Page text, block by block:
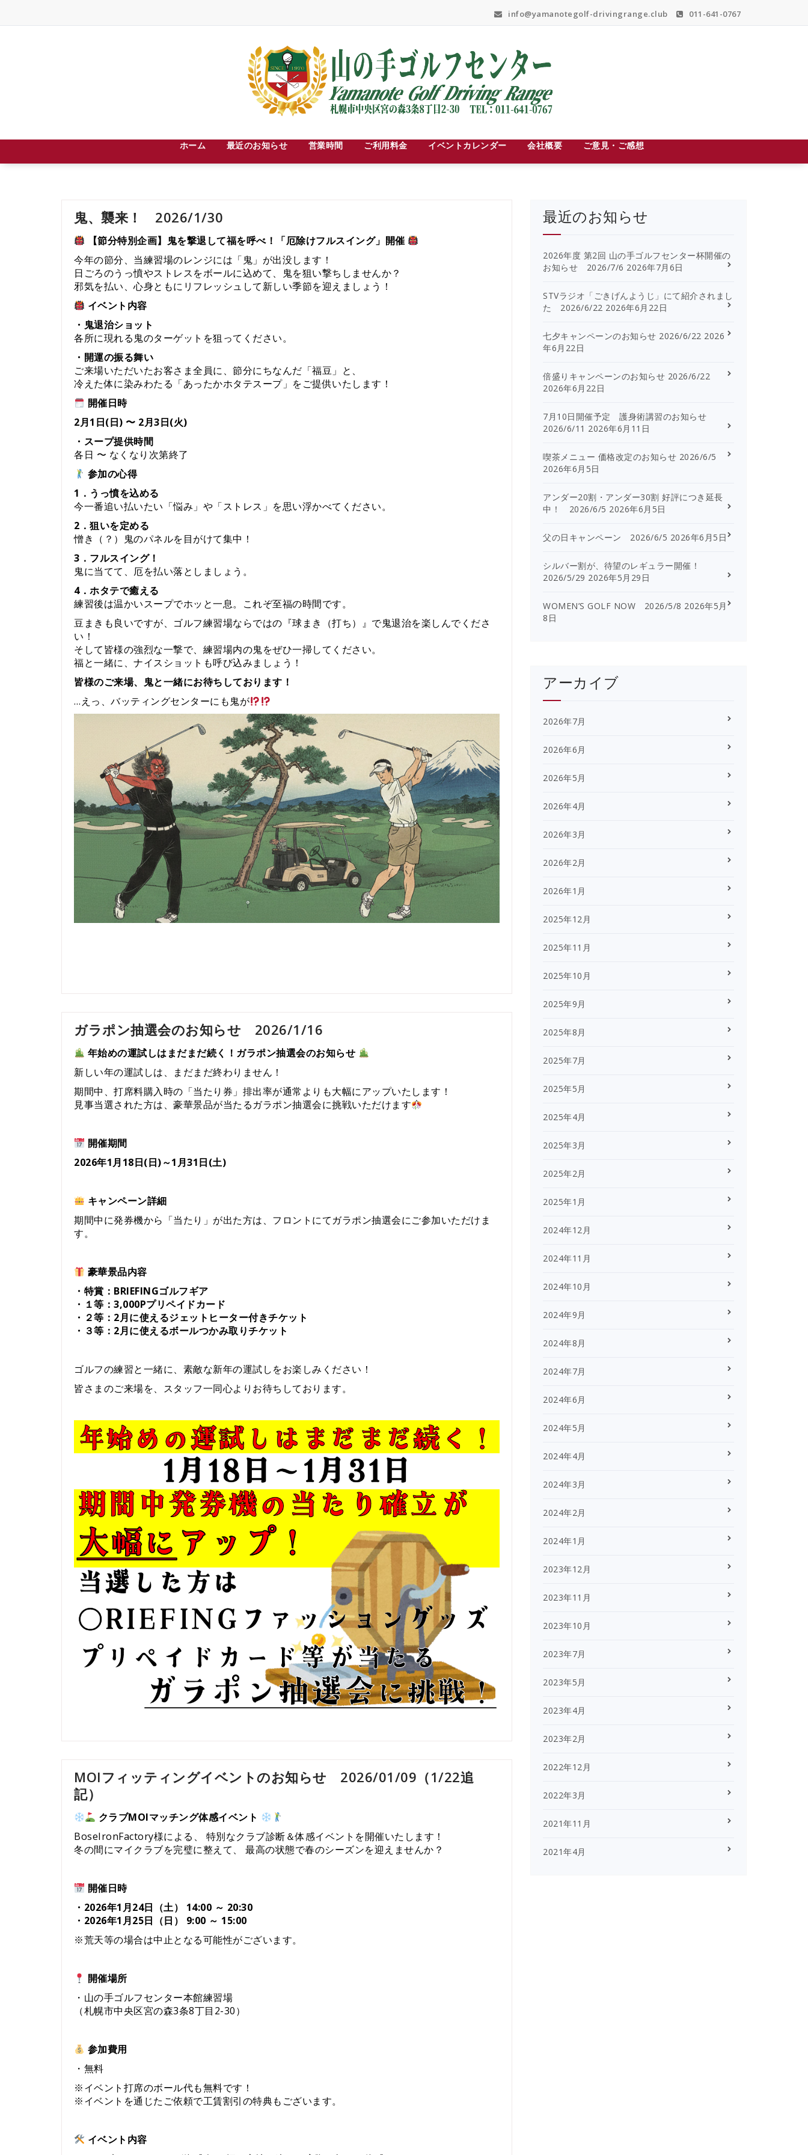
content
info@yamanotegolf-drivingrange.club 011-641-0767
ホーム 最近のお知らせ 営業時間 ご利用料金 イベントカレンダー 会社概要 ご意見・ご感想
鬼、襲来！ 2026/1/30
【節分特別企画】鬼を撃退して福を呼べ！「厄除けフルスイング」開催
今年の節分、当練習場のレンジには「鬼」が出没します！
日ごろのうっ憤やストレスをボールに込めて、鬼を狙い撃ちしませんか？
邪気を払い、心身ともにリフレッシュして新しい季節を迎えましょう！
イベント内容
・鬼退治ショット
各所に現れる鬼のターゲットを狙ってください。
・開運の振る舞い
ご来場いただいたお客さま全員に、節分にちなんだ「福豆」と、
冷えた体に染みわたる「あったかホタテスープ」をご提供いたします！
開催日時
2月1日(日) 〜 2月3日(火)
・スープ提供時間
各日 〜 なくなり次第終了
参加の心得
1．うっ憤を込める
今一番追い払いたい「悩み」や「ストレス」を思い浮かべてください。
2．狙いを定める
憎き（？）鬼のパネルを目がけて集中！
3．フルスイング！
鬼に当てて、厄を払い落としましょう。
4．ホタテで癒える
練習後は温かいスープでホッと一息。これぞ至福の時間です。
豆まきも良いですが、ゴルフ練習場ならではの『球まき（打ち）』で鬼退治を楽しんでくださ
い！
そして皆様の強烈な一撃で、練習場内の鬼をぜひ一掃してください。
福と一緒に、ナイスショットも呼び込みましょう！
皆様のご来場、鬼と一緒にお待ちしております！
…えっ、バッティングセンターにも鬼が
ガラポン抽選会のお知らせ 2026/1/16
年始めの運試しはまだまだ続く！ガラポン抽選会のお知らせ
新しい年の運試しは、まだまだ終わりません！
期間中、打席料購入時の「当たり券」排出率が通常よりも大幅にアップいたします！
見事当選された方は、豪華景品が当たるガラポン抽選会に挑戦いただけます
開催期間
2026年1月18日(日)～1月31日(土)
キャンペーン詳細
期間中に発券機から「当たり」が出た方は、フロントにてガラポン抽選会にご参加いただけま
す。
豪華景品内容
・特賞：BRIEFINGゴルフギア
・１等：3,000Pプリペイドカード
・２等：2月に使えるジェットヒーター付きチケット
・３等：2月に使えるボールつかみ取りチケット
ゴルフの練習と一緒に、素敵な新年の運試しをお楽しみください！
皆さまのご来場を、スタッフ一同心よりお待ちしております。
MOIフィッティングイベントのお知らせ 2026/01/09（1/22追
記）
クラブMOIマッチング体感イベント
BoseIronFactory様による、 特別なクラブ診断＆体感イベントを開催いたします！
冬の間にマイクラブを完璧に整えて、 最高の状態で春のシーズンを迎えませんか？
開催日時
・2026年1月24日（土） 14:00 ～ 20:30
・2026年1月25日（日） 9:00 ～ 15:00
※荒天等の場合は中止となる可能性がございます。
開催場所
・山の手ゴルフセンター本館練習場
（札幌市中央区宮の森3条8丁目2-30）
参加費用
・無料
※イベント打席のボール代も無料です！
※イベントを通じたご依頼で工賃割引の特典もございます。
イベント内容
最近のお知らせ
2026年度 第2回 山の手ゴルフセンター杯開催の
お知らせ 2026/7/6 2026年7月6日
STVラジオ「ごきげんようじ」にて紹介されまし
た 2026/6/22 2026年6月22日
七夕キャンペーンのお知らせ 2026/6/22 2026
年6月22日
倍盛りキャンペーンのお知らせ 2026/6/22
2026年6月22日
7月10日開催予定 護身術講習のお知らせ
2026/6/11 2026年6月11日
喫茶メニュー 価格改定のお知らせ 2026/6/5
2026年6月5日
アンダー20割・アンダー30割 好評につき延長
中！ 2026/6/5 2026年6月5日
父の日キャンペーン 2026/6/5 2026年6月5日
シルバー割が、待望のレギュラー開催！
2026/5/29 2026年5月29日
WOMEN’S GOLF NOW 2026/5/8 2026年5月
8日
アーカイブ
2026年7月
2026年6月
2026年5月
2026年4月
2026年3月
2026年2月
2026年1月
2025年12月
2025年11月
2025年10月
2025年9月
2025年8月
2025年7月
2025年5月
2025年4月
2025年3月
2025年2月
2025年1月
2024年12月
2024年11月
2024年10月
2024年9月
2024年8月
2024年7月
2024年6月
2024年5月
2024年4月
2024年3月
2024年2月
2024年1月
2023年12月
2023年11月
2023年10月
2023年7月
2023年5月
2023年4月
2023年2月
2022年12月
2022年3月
2021年11月
2021年4月